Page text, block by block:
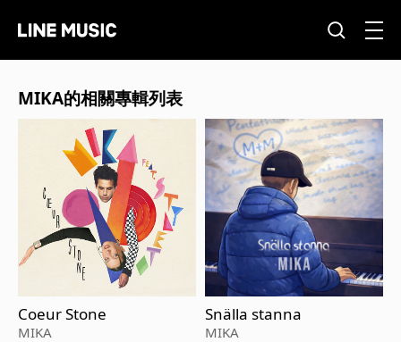
MIKA的相關專輯列表
Coeur Stone
MIKA
Snälla stanna
MIKA